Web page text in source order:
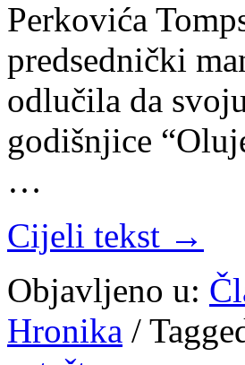
Perkovića
predsednički
odlučila da
godišnjice
…
Cijeli tekst →
Objavljeno u:
Hronika /